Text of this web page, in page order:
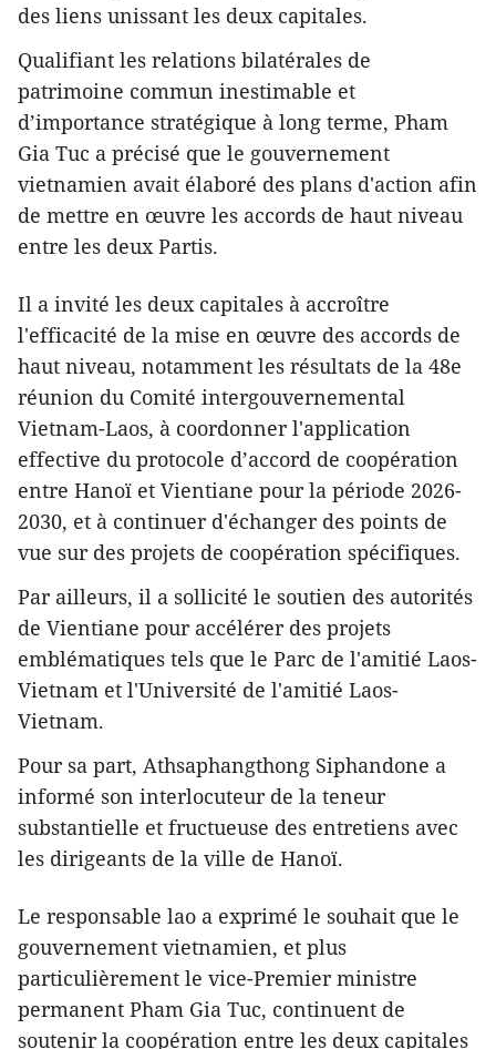
des liens unissant les deux capitales.
Qualifiant les relations bilatérales de
patrimoine commun inestimable et
d’importance stratégique à long terme, Pham
Gia Tuc a précisé que le gouvernement
vietnamien avait élaboré des plans d'action afin
de mettre en œuvre les accords de haut niveau
entre les deux Partis.
Il a invité les deux capitales à accroître
l'efficacité de la mise en œuvre des accords de
haut niveau, notamment les résultats de la 48e
réunion du Comité intergouvernemental
Vietnam-Laos, à coordonner l'application
effective du protocole d’accord de coopération
entre Hanoï et Vientiane pour la période 2026-
2030, et à continuer d'échanger des points de
vue sur des projets de coopération spécifiques.
Par ailleurs, il a sollicité le soutien des autorités
de Vientiane pour accélérer des projets
emblématiques tels que le Parc de l'amitié Laos-
Vietnam et l'Université de l'amitié Laos-
Vietnam.
Pour sa part, Athsaphangthong Siphandone a
informé son interlocuteur de la teneur
substantielle et fructueuse des entretiens avec
les dirigeants de la ville de Hanoï.
Le responsable lao a exprimé le souhait que le
gouvernement vietnamien, et plus
particulièrement le vice-Premier ministre
permanent Pham Gia Tuc, continuent de
soutenir la coopération entre les deux capitales